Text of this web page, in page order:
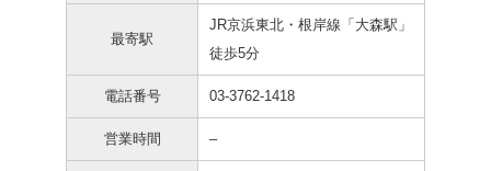
最寄駅
JR京浜東北・根岸線「大森駅」
徒歩5分
電話番号 03-3762-1418
営業時間 –